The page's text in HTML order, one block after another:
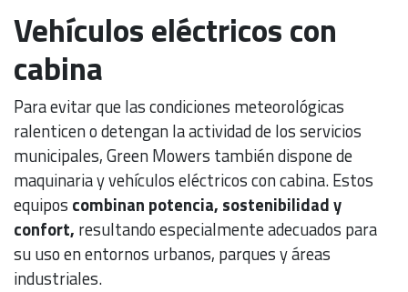
Vehículos eléctricos con
cabina
Para evitar que las condiciones meteorológicas
ralenticen o detengan la actividad de los servicios
municipales, Green Mowers también dispone de
maquinaria y vehículos eléctricos con cabina. Estos
equipos combinan potencia, sostenibilidad y
confort, resultando especialmente adecuados para
su uso en entornos urbanos, parques y áreas
industriales.